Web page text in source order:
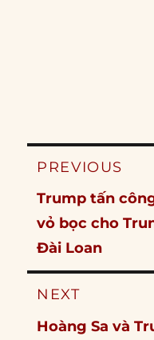
Post
PREVIOUS
Previous
post:
Trump tấn
vỏ bọc cho
Đài Loan
NEXT
Next
Hoàng Sa và